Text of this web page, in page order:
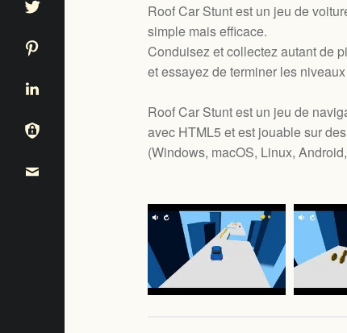
Roof Car Stunt est un jeu de
simple mais efficace.
Conduisez et collectez autant de
et essayez de terminer les
Roof Car Stunt est un jeu de
avec HTML5 et est jouable sur
(Windows, macOS, Linux,